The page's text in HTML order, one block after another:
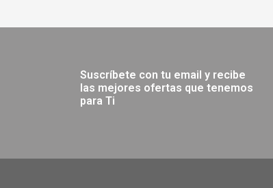
Suscríbete con tu email y recibe
las mejores ofertas que tenemos
para Ti